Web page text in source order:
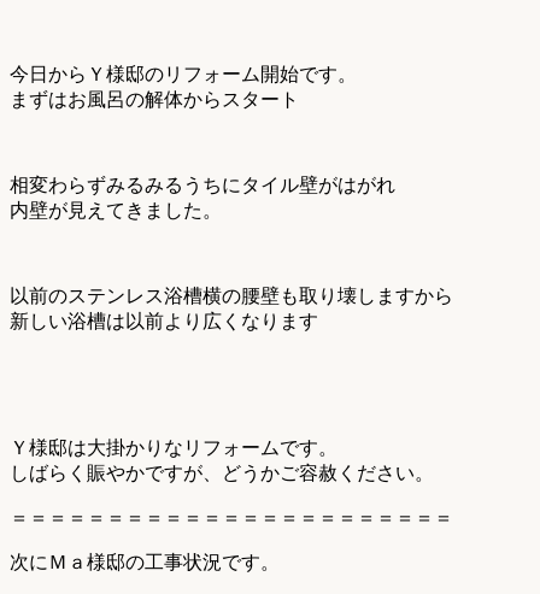
今日からＹ様邸のリフォーム開始です。
まずはお風呂の解体からスタート
相変わらずみるみるうちにタイル壁がはがれ
内壁が見えてきました。
以前のステンレス浴槽横の腰壁も取り壊しますから
新しい浴槽は以前より広くなります
Ｙ様邸は大掛かりなリフォームです。
しばらく賑やかですが、どうかご容赦ください。
＝＝＝＝＝＝＝＝＝＝＝＝＝＝＝＝＝＝＝＝＝＝＝
次にＭａ様邸の工事状況です。